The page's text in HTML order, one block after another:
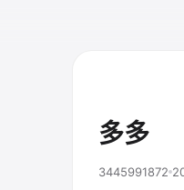
多多
3445991872